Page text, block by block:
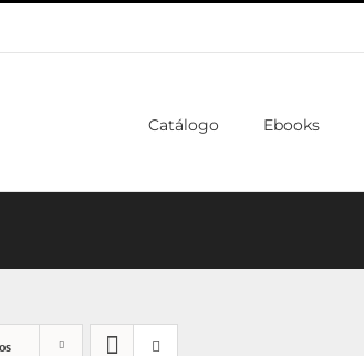
Catálogo Ebooks